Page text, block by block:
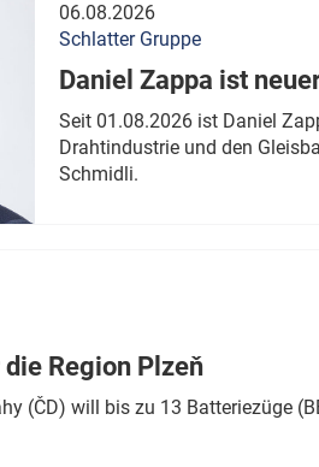
06.08.2026
Schlatter Gruppe
Daniel Zappa ist
Seit 01.08.2026 ist Daniel
Drahtindustrie und den
Schmidli.
Region Plzeň
(ČD) will bis zu 13 Batteriezüge